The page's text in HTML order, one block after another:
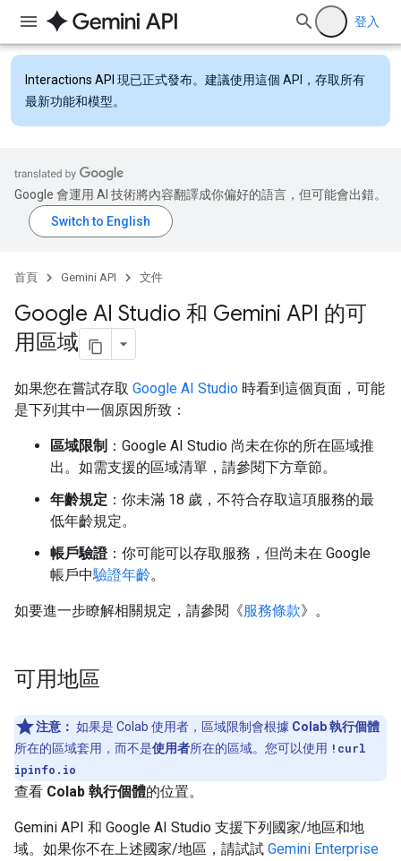
登入
Interactions API 現已正式發布。建議使用這個 API，存取所有
最新功能和模型。
Google 會運用 AI 技術將內容翻譯成你偏好的語言，但可能會出錯。
首頁 Gemini API 文件
Google AI Studio 和 Gemini API 的可
用區域
如果您在嘗試存取 Google AI Studio 時看到這個頁面，可能
是下列其中一個原因所致：
區域限制 ：Google AI Studio 尚未在你的所在區域推
出。如需支援的區域清單，請參閱下方章節。
年齡規定 ：你未滿 18 歲，不符合存取這項服務的最
低年齡規定。
帳戶驗證：你可能可以存取服務，但尚未在 Google
帳戶中驗證年齡。
如要進一步瞭解相關規定，請參閱《服務條款》。
可用地區
注意： 如果是 Colab 使用者，區域限制會根據 Colab 執行個體
所在的區域套用，而不是使用者所在的區域。您可以使用 !curl
ipinfo.io
查看 Colab 執行個體的位置。
Gemini API 和 Google AI Studio 支援下列國家/地區和地
域。如果你不在上述國家/地區，請試試 Gemini Enterprise